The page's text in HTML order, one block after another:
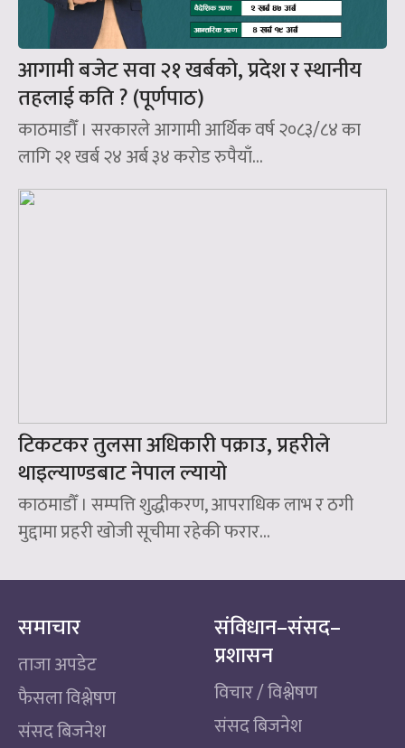
आगामी बजेट सवा २१ खर्बको, प्रदेश र स्थानीय
तहलाई कति ? (पूर्णपाठ)
काठमाडौँ । सरकारले आगामी आर्थिक वर्ष २०८३/८४ का
लागि २१ खर्ब २४ अर्ब ३४ करोड रुपैयाँ...
टिकटकर तुलसा अधिकारी पक्राउ, प्रहरीले
थाइल्याण्डबाट नेपाल ल्यायो
काठमाडौँ । सम्पत्ति शुद्धीकरण, आपराधिक लाभ र ठगी
मुद्दामा प्रहरी खोजी सूचीमा रहेकी फरार...
समाचार
ताजा अपडेट
फैसला विश्लेषण
संसद बिजनेश
संविधान–संसद–
प्रशासन
विचार / विश्लेषण
संसद बिजनेश